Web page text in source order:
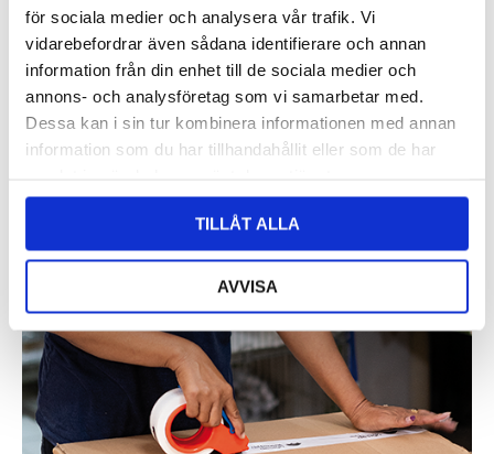
för sociala medier och analysera vår trafik. Vi
vidarebefordrar även sådana identifierare och annan
information från din enhet till de sociala medier och
annons- och analysföretag som vi samarbetar med.
Dessa kan i sin tur kombinera informationen med annan
information som du har tillhandahållit eller som de har
TILLÅT ALLA
AVVISA